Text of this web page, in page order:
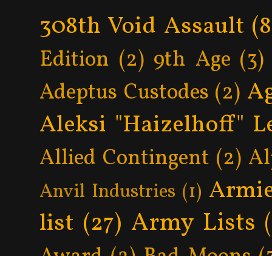
308th Void Assault
Edition (2) 9th Age (3)
Adeptus Custodes (2)
Aleksi "Haizelhoff"
Allied Contingent (2)
Anvil Industries (1)
list (27) Army Lists